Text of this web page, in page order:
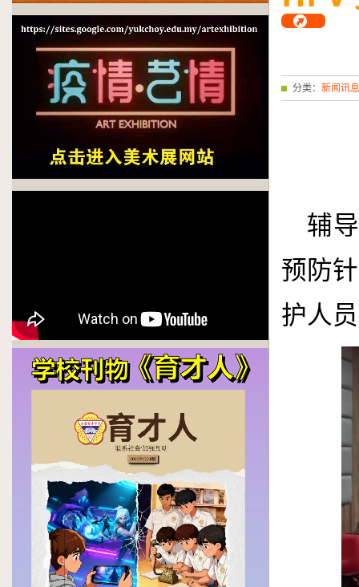
分类： 新闻讯息
辅
预防
护人